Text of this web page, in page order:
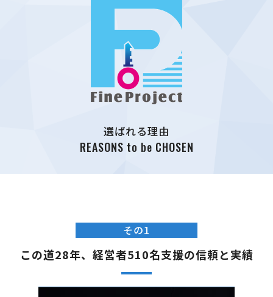
選ばれる理由
REASONS to be CHOSEN
その1
この道28年、経営者510名支援の信頼と実績